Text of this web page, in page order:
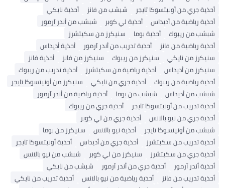
أحذية جري من أونيتسوكا تايجر
شبشب من فانز
أحذية نايكي
أحذية رياضية من أديداس
أحذية لي كوبر
شبشب من أندر آرمور
شبشب من ريبوك
أحذية بوما
سنيكرز من سكيتشرز
أحذية رياضية من فانز
أحذية تدريب من أندر آرمور
أحذية أديداس
سنيكرز من نايكي
سنيكرز من ريبوك سنيكرز من فانز
أحذية فانز
سنيكرز من أديداس
أحذية رياضية من سكيتشرز
أحذية تدريب من ريبوك
أحذية رياضية من ريبوك
أحذية جري من نايكي
سنيكرز من أونيتسوكا تايجر
شبشب من أديداس
شبشب من بوما
أحذية رياضية من أندر آرمور
أحذية تدريب من أونيتسوكا تايجر
أحذية جري من ريبوك
أحذية جري من نيو بالانس
أحذية جري من لي كوبر
شبشب من أونيتسوكا تايجر
أحذية نيو بالانس
سنيكرز من بوما
أحذية تدريب من سكيتشرز
أحذية جري من أديداس
أحذية أونيتسوكا تايجر
أحذية جري من سكيتشرز
سنيكرز من لي كوبر
شبشب من نيو بالانس
أحذية أندر آرمور
أحذية جري من أندر آرمور
شبشب من نايكي
أحذية تدريب من فانز
أحذية رياضية من نيو بالانس
أحذية تدريب من نايكي